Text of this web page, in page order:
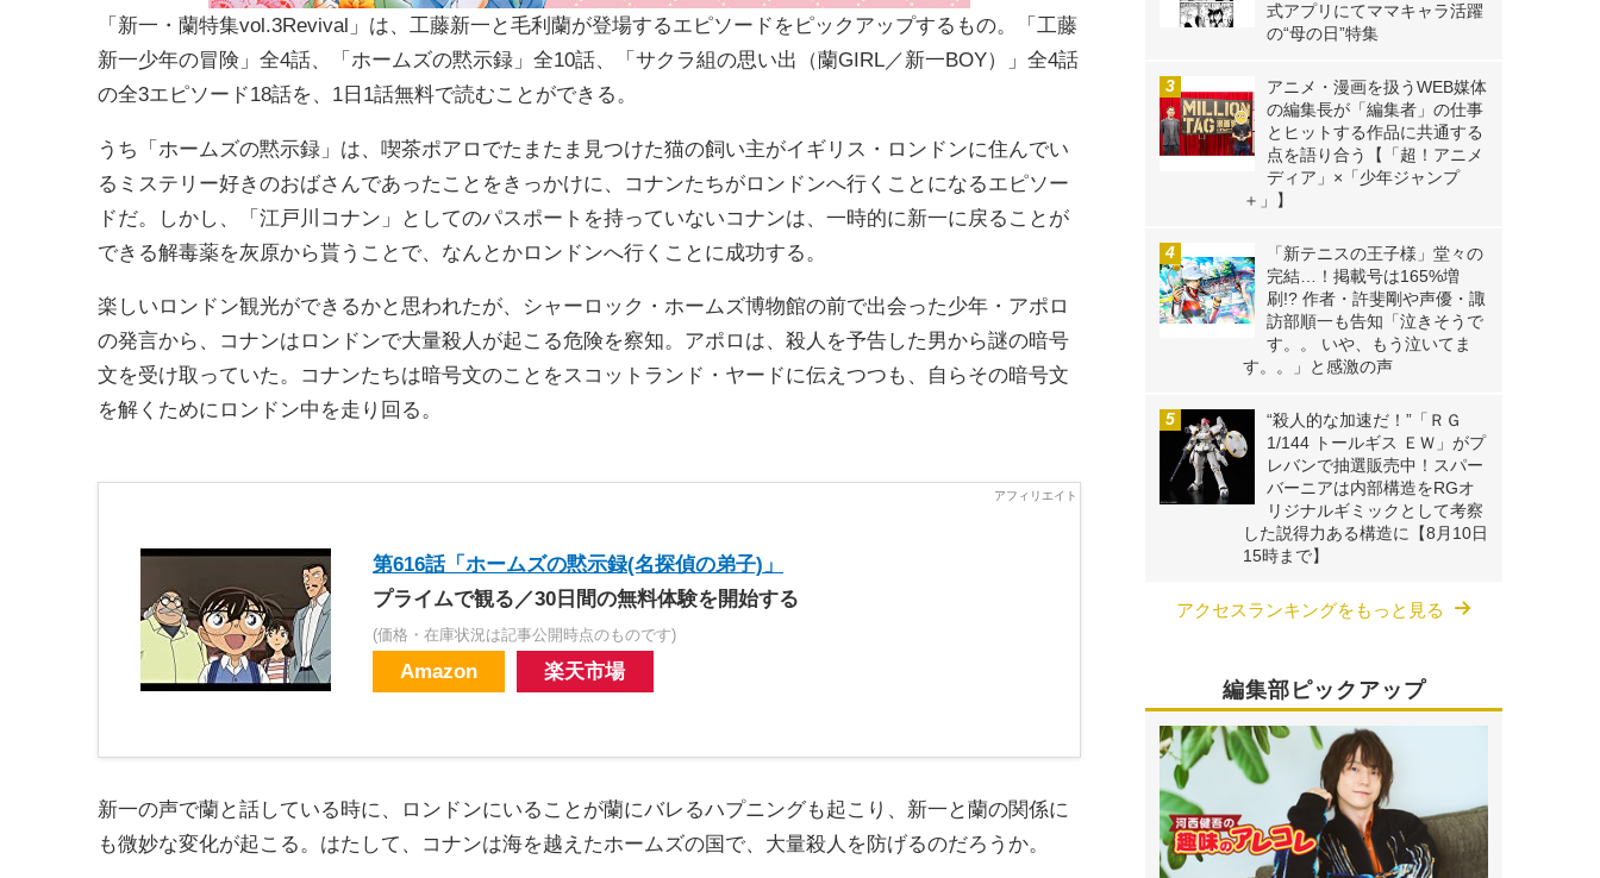
「新一・蘭特集vol.3Revival」は、工藤新一と毛利蘭が登場するエピソードをピックアップするもの。「工藤
新一少年の冒険」全4話、「ホームズの黙示録」全10話、「サクラ組の思い出（蘭GIRL／新一BOY）」全4話
の全3エピソード18話を、1日1話無料で読むことができる。
うち「ホームズの黙示録」は、喫茶ポアロでたまたま見つけた猫の飼い主がイギリス・ロンドンに住んでい
るミステリー好きのおばさんであったことをきっかけに、コナンたちがロンドンへ行くことになるエピソー
ドだ。しかし、「江戸川コナン」としてのパスポートを持っていないコナンは、一時的に新一に戻ることが
できる解毒薬を灰原から貰うことで、なんとかロンドンへ行くことに成功する。
楽しいロンドン観光ができるかと思われたが、シャーロック・ホームズ博物館の前で出会った少年・アポロ
の発言から、コナンはロンドンで大量殺人が起こる危険を察知。アポロは、殺人を予告した男から謎の暗号
文を受け取っていた。コナンたちは暗号文のことをスコットランド・ヤードに伝えつつも、自らその暗号文
を解くためにロンドン中を走り回る。
第616話「ホームズの黙示録(名探偵の弟子)」
プライムで観る／30日間の無料体験を開始する
(価格・在庫状況は記事公開時点のものです)
Amazon 楽天市場
新一の声で蘭と話している時に、ロンドンにいることが蘭にバレるハプニングも起こり、新一と蘭の関係に
も微妙な変化が起こる。はたして、コナンは海を越えたホームズの国で、大量殺人を防げるのだろうか。
式アプリにてママキャラ活躍
の“母の日”特集
アニメ・漫画を扱うWEB媒体
の編集長が「編集者」の仕事
とヒットする作品に共通する
点を語り合う【「超！アニメ
ディア」×「少年ジャンプ
＋」】
「新テニスの王子様」堂々の
完結…！掲載号は165%増
刷!? 作者・許斐剛や声優・諏
訪部順一も告知「泣きそうで
す。。 いや、もう泣いてま
す。。」と感激の声
“殺人的な加速だ！”「ＲＧ
1/144 トールギス ＥＷ」がプ
レバンで抽選販売中！スパー
バーニアは内部構造をRGオ
リジナルギミックとして考察
した説得力ある構造に【8月10日
15時まで】
アクセスランキングをもっと見る
編集部ピックアップ